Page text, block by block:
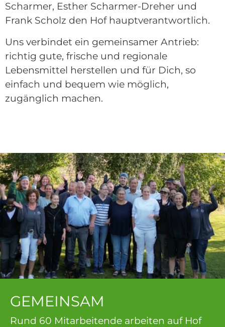
Scharmer, Esther Scharmer-Dreher und
Frank Scholz den Hof hauptverantwortlich.
Uns verbindet ein gemeinsamer Antrieb:
richtig gute, frische und regionale
Lebensmittel herstellen und für Dich, so
einfach und bequem wie möglich,
zugänglich machen.
GEMEINSAM
Rund 60 Mitarbeitende arbeiten auf Hof